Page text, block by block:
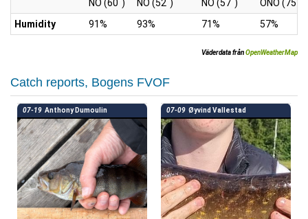
NÖ (60 ) NÖ (52 ) NÖ (57 ) ÖNÖ (75
Humidity
91% 93% 71% 57%
Väderdata frånOpenWeatherMap
Catch reports, Bogens FVOF
07-19 Anthony Dumoulin 07-09 Øyvind Vallestad